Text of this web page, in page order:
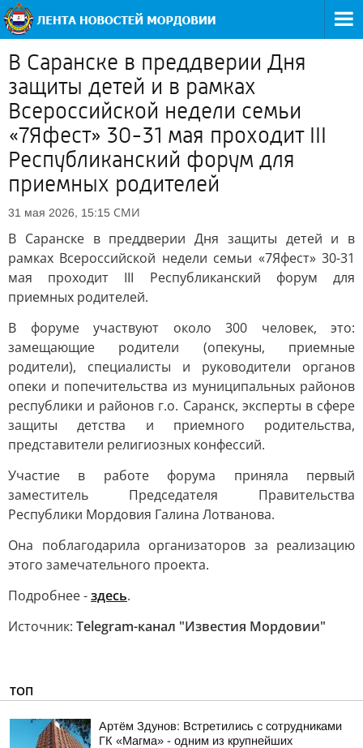
В Саранске в преддверии Дня
защиты детей и в рамках
Всероссийской недели семьи
«7Яфест» 30-31 мая проходит III
Республиканский форум для
приемных родителей
31 мая 2026, 15:15 СМИ
В Саранске в преддверии Дня защиты детей и в
рамках Всероссийской недели семьи «7Яфест» 30-31
мая проходит III Республиканский форум для
приемных родителей.
В форуме участвуют около 300 человек, это:
замещающие родители (опекуны, приемные
родители), специалисты и руководители органов
опеки и попечительства из муниципальных районов
республики и районов г.о. Саранск, эксперты в сфере
защиты детства и приемного родительства,
представители религиозных конфессий.
Участие в работе форума приняла первый
заместитель Председателя Правительства
Республики Мордовия Галина Лотванова.
Она поблагодарила организаторов за реализацию
этого замечательного проекта.
Подробнее -здесь.
Источник: Telegram-канал "Известия Мордовии"
ТОП
Артём Здунов: Встретились с сотрудниками
ГК «Магма» - одним из крупнейших